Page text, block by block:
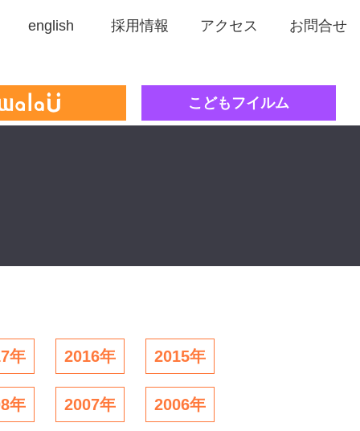
english 採用情報 アクセス お問合せ
こどもフイルム
年 2016年 2015年
年 2007年 2006年